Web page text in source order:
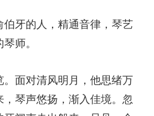
牙的人，精通音律，琴艺
师。
面对清风明月，他思绪万
琴声悠扬，渐入佳境。忽